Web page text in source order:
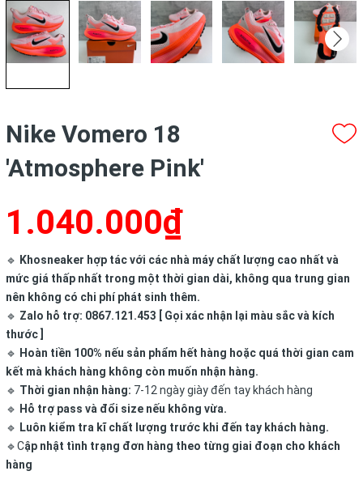
Nike Vomero 18
'Atmosphere Pink'
1.040.000₫
🔹 Khosneaker hợp tác với các nhà máy chất lượng cao nhất và
mức giá thấp nhất trong một thời gian dài, không qua trung gian
nên không có chi phí phát sinh thêm.
🔹 Zalo hỗ trợ: 0867.121.453 [ Gọi xác nhận lại màu sắc và kích
thước ]
🔹 Hoàn tiền 100% nếu sản phẩm hết hàng hoặc quá thời gian cam
kết mà khách hàng không còn muốn nhận hàng.
🔹 Thời gian nhận hàng: 7-12 ngày giày đến tay khách hàng
🔹 Hỗ trợ pass và đổi size nếu không vừa.
🔹 Luôn kiểm tra kĩ chất lượng trước khi đến tay khách hàng.
🔹Cập nhật tình trạng đơn hàng theo từng giai đoạn cho khách
hàng